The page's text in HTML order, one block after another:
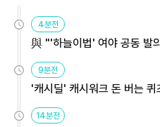
4분전
與 "'하늘이법' 여야 공동 발
9분전
'캐시딜' 캐시워크 돈 버는 퀴
14분전